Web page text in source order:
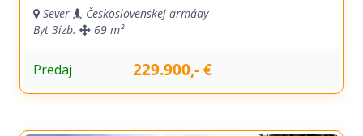
Sever
Československej armády
Byt 3izb. 69 m²
Predaj 229.900,- €